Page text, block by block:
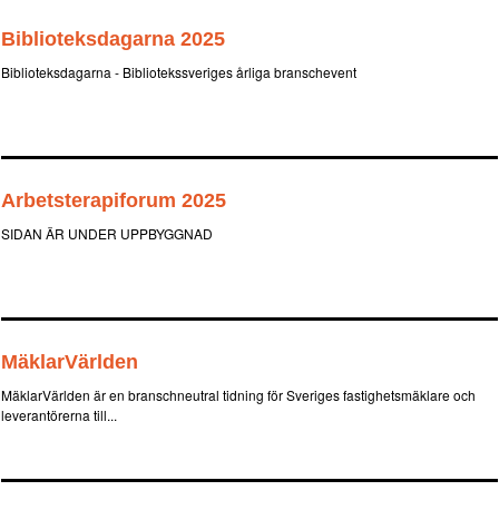
Biblioteksdagarna 2025
Biblioteksdagarna - Bibliotekssveriges årliga branschevent
Arbetsterapiforum 2025
SIDAN ÄR UNDER UPPBYGGNAD
MäklarVärlden
MäklarVärlden är en branschneutral tidning för Sveriges fastighetsmäklare och
leverantörerna till...